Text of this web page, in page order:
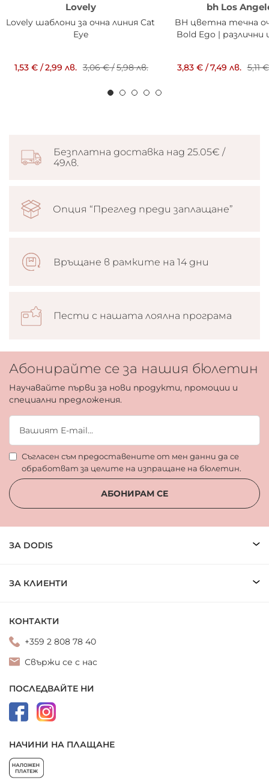
Lovely
Lovely шаблони за очна линия Cat
Eye
1,53 €/2,99 лв. 3,06 €/5,98 лв.
bh Los
BH цветна течна
Bold Ego |
3,83 €/7,49 лв. 5,11 €
Безплатна доставка над 25.05€ /
49лв.
Опция “Преглед преди заплащане”
Връщане в рамките на 14 дни
Пести с нашата лоялна програма
Абонирайте се за нашия бюлетин
Научавайте първи за нови продукти, промоции и
специални предложения.
Съгласен съм предоставените от мен данни да се
обработват за целите на изпращане на бюлетин.
АБОНИРАМ СЕ
ЗА DODIS
ЗА КЛИЕНТИ
КОНТАКТИ
+359 2 808 78 40
Свържи се с нас
ПОСЛЕДВАЙТЕ НИ
НАЧИНИ НА ПЛАЩАНЕ